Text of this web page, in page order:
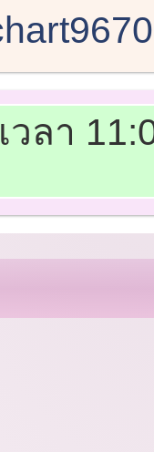
วลา